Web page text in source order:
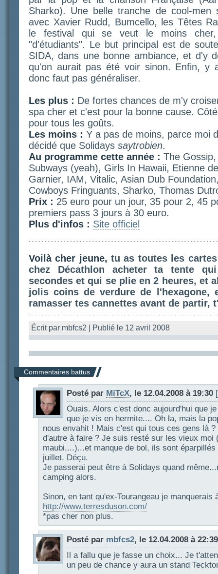
Sharko). Une belle tranche de cool-men
avec Xavier Rudd, Bumcello, les Têtes
le festival qui se veut le moins
"d'étudiants". Le but principal est de
SIDA, dans une bonne ambiance, et d'y
qu'on aurait pas été voir sinon. Enfin, y
donc faut pas généraliser.
Les plus : De fortes chances de m'y
spa cher et c'est pour la bonne cause.
pour tous les goûts.
Les moins : Y a pas de moins, parce moi
décidé que Solidays saytrobien.
Au programme cette année : The
Subways (yeah), Girls In Hawaii, Etienne
Garnier, IAM, Vitalic, Asian Dub
Cowboys Fringuants, Sharko, Thomas
Prix : 25 euro pour un jour, 35 pour 2, 45
premiers pass 3 jours à 30 euro.
Plus d'infos : Site officiel
Voilà cher jeune, tu as toutes les
chez Décathlon acheter ta tente
secondes et qui se plie en 2 heures, et
jolis coins de verdure de l'hexagone,
ramasser tes cannettes avant de partir,
Écrit par mbfcs2 | Publié le 12 avril 2008
Commentaires battus
Posté par MiTcX, le 12.04.2008 à 19:30 [
Ouais. Alors c'est donc aujourd'hui que
que je vis en hermite.... Oh la, mais la
nous envahit ! Mais c'est qui tous ces gens là
d'autre à faire ? Je suis resté sur les vieux moi
maubi,...)...et manque de bol, ils sont
juillet. Déçu.
Je passerai peut être à Solidays quand
camping alors.
Sinon, en tant qu'ex-Tourangeau je manquerais
http://www.terresduson.com/
*pas cher non plus.
Posté par mbfcs2, le 12.04.2008 à 22:39
Il a fallu que je fasse un choix... Je
un peu de chance y aura un stand